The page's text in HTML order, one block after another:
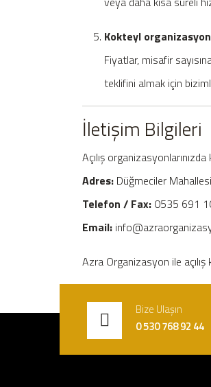
Kokteyl
Fiyatlar, misafir
teklifini almak için
İletişim Bilgileri
Açılış
Adres: Düğmeciler
Telefon / Fax: 0535 691
Email:
Azra Organizasyon ile açılış
Bize Ulaşın
0 530 768 92 44